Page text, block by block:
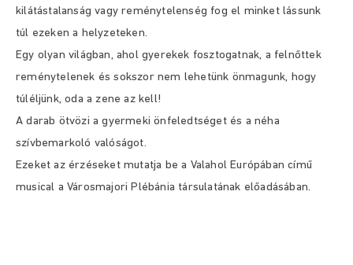
kilátástalanság vagy reménytelenség fog el minket lássunk
túl ezeken a helyzeteken.
Egy olyan világban, ahol gyerekek fosztogatnak, a felnőttek
reménytelenek és sokszor nem lehetünk önmagunk, hogy
túléljünk, oda a zene az kell!
A darab ötvözi a gyermeki önfeledtséget és a néha
szívbemarkoló valóságot.
Ezeket az érzéseket mutatja be a Valahol Európában című
musical a Városmajori Plébánia társulatának előadásában.